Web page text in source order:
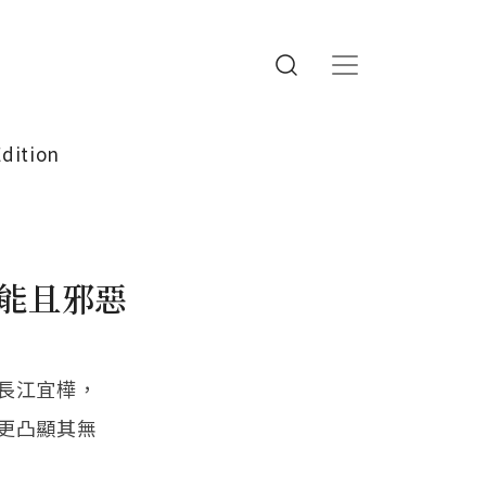
且邪惡
江宜樺，
凸顯其無